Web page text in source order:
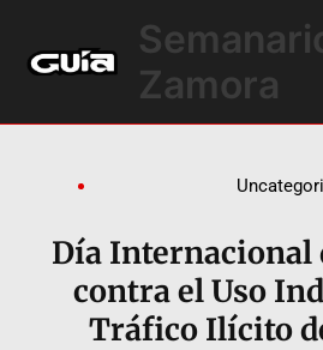
contenido
Zamora
Día Internacional
contra el Uso
Tráfico Ilícito